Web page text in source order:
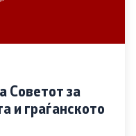
Советот за
и граѓанското